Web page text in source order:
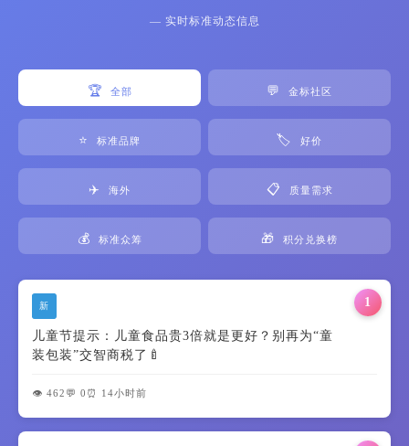
— 实时标准动态信息
🏆 全部 💬 金标社区
⭐ 标准品牌 🏷️ 好价
✈️ 海外 📋 质量需求
💰 标准众筹 🎁 积分兑换榜
1
新
儿童节提示：儿童食品贵3倍就是更好？别再为“童
装包装”交智商税了🍼
👁️ 462 💬 0 ⏰ 14小时前